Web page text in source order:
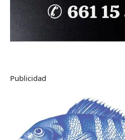
Publicidad